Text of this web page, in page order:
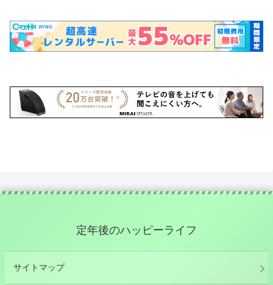
定年後のハッピーライフ
サイトマップ